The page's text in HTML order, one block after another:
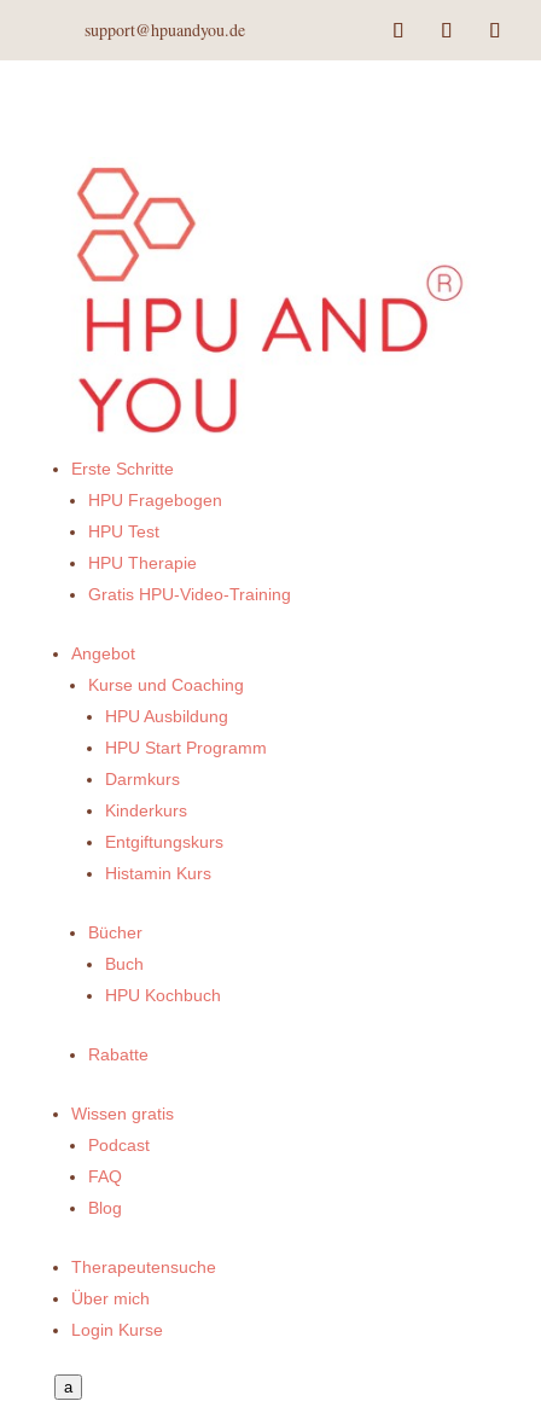
support@hpuandyou.de
Erste Schritte
HPU Fragebogen
HPU Test
HPU Therapie
Gratis HPU-Video-Training
Angebot
Kurse und Coaching
HPU Ausbildung
HPU Start Programm
Darmkurs
Kinderkurs
Entgiftungskurs
Histamin Kurs
Bücher
Buch
HPU Kochbuch
Rabatte
Wissen gratis
Podcast
FAQ
Blog
Therapeutensuche
Über mich
Login Kurse
a